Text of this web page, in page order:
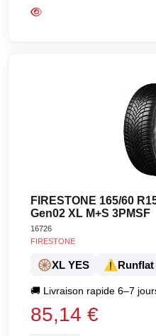
FIRESTONE 165/60
Gen02 XL M+S 3PMSF
16726
FIRESTONE
🛞XL YES ⚠️Runflat
🚚 Livraison rapide 6–7
85,14 €